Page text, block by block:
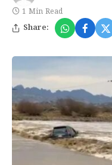
1 Min Read
Share: